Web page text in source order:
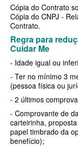
UNIHOSP PLANO
UNIMED
PLANO DE
BLUE MED PLANO
BIOVIDA PLANO
CRUZ AZUL
CUIDAR ME
GNDI PLANO DE
Cópia do Contrato
Cópia do CNPJ -
Contrato.
Regra para
Cuidar Me
- Idade igual ou
- Ter no mínimo 3
(pessoa física ou
- 2 últimos
- Comprovante de
carteirinha,
papel timbrado da
benefício);